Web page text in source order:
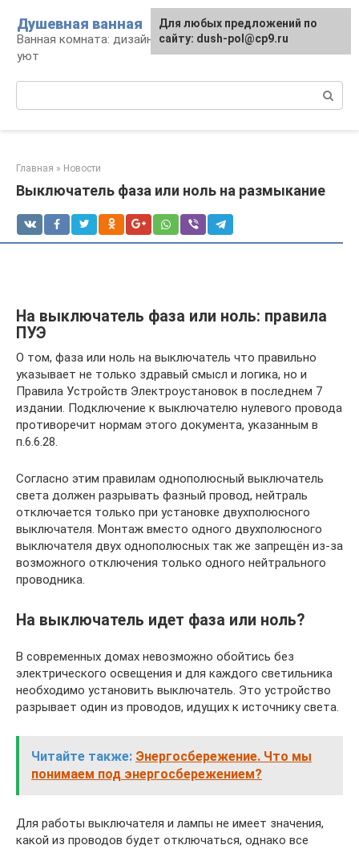
контенту
Душевная ванная
Ванная комната: дизайн, саноборудование,
уют
Главная » Новости
Выключатель фаза или ноль на размыкание
На выключатель фаза или ноль: правила
ПУЭ
О том, фаза или ноль на выключатель что правильно
указывает не только здравый смысл и логика, но и
Правила Устройств Электроустановок в последнем 7
издании. Подключение к выключателю нулевого провода
противоречит нормам этого документа, указанным в
п.6.6.28.
Согласно этим правилам однополюсный выключатель
света должен разрывать фазный провод, нейтраль
отключается только при установке двухполюсного
выключателя. Монтаж вместо одного двухполюсного
выключателя двух однополюсных так же запрещён из-за
возможного отключения только одного нейтрального
проводника.
На выключатель идет фаза или ноль?
В современных домах невозможно обойтись без
электрического освещения и для каждого светильника
необходимо установить выключатель. Это устройство
разрывает один из проводов, идущих к источнику света.
Читайте также: Энергосбережение. Что мы
понимаем под энергосбережением?
Для работы выключателя и лампы не имеет значения,
какой из проводов будет отключаться, однако все
Для любых предложений по
сайту: dush-pol@cp9.ru